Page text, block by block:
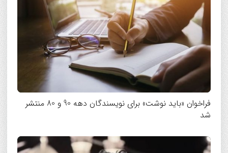
فراخوان «باید نوشت» برای نویسندگان دهه 90 و 80 منتشر
شد